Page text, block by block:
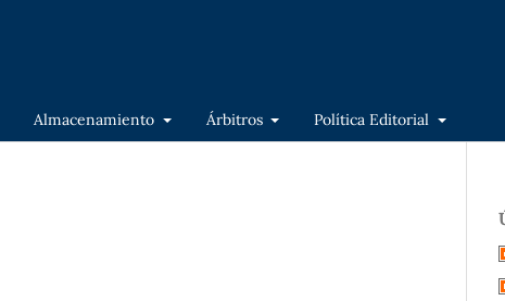
Almacenamiento Árbitros Política Editorial